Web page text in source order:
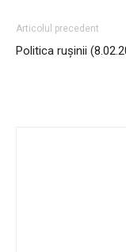
Articolul precedent
Politica rușinii